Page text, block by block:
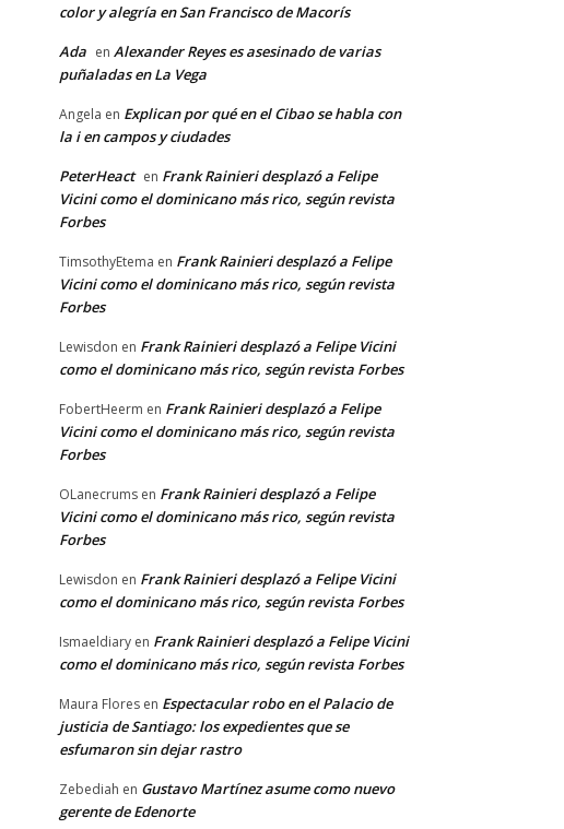
color y alegría en San Francisco de Macorís
Ada en Alexander Reyes es asesinado de varias
puñaladas en La Vega
Angela en Explican por qué en el Cibao se habla con
la i en campos y ciudades
PeterHeact en Frank Rainieri desplazó a Felipe
Vicini como el dominicano más rico, según revista
Forbes
TimsothyEtema en Frank Rainieri desplazó a Felipe
Vicini como el dominicano más rico, según revista
Forbes
Lewisdon en Frank Rainieri desplazó a Felipe Vicini
como el dominicano más rico, según revista Forbes
FobertHeerm en Frank Rainieri desplazó a Felipe
Vicini como el dominicano más rico, según revista
Forbes
OLanecrums en Frank Rainieri desplazó a Felipe
Vicini como el dominicano más rico, según revista
Forbes
Lewisdon en Frank Rainieri desplazó a Felipe Vicini
como el dominicano más rico, según revista Forbes
Ismaeldiary en Frank Rainieri desplazó a Felipe Vicini
como el dominicano más rico, según revista Forbes
Maura Flores en Espectacular robo en el Palacio de
justicia de Santiago: los expedientes que se
esfumaron sin dejar rastro
Zebediah en Gustavo Martínez asume como nuevo
gerente de Edenorte